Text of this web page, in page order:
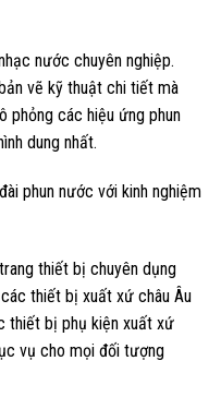
nước chuyên nghiệp.
vẽ kỹ thuật chi tiết mà
phỏng các hiệu ứng phun
dung nhất.
phun nước với kinh nghiệm
thiết bị chuyên dụng
thiết bị xuất xứ châu Âu
thiết bị phụ kiện xuất xứ
vụ cho mọi đối tượng